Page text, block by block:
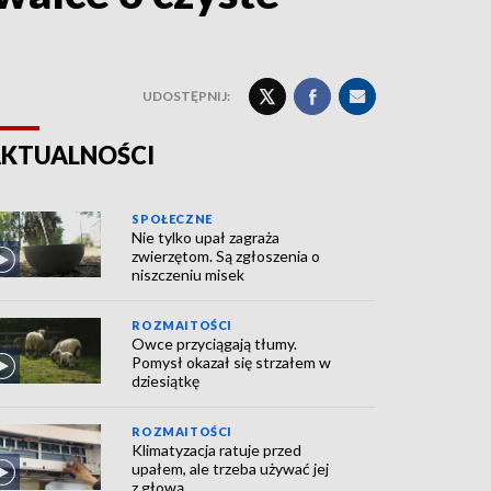
UDOSTĘPNIJ:
SPOŁECZNE
Nie tylko upał zagraża
zwierzętom. Są zgłoszenia o
niszczeniu misek
ROZMAITOŚCI
Owce przyciągają tłumy.
Pomysł okazał się strzałem w
dziesiątkę
ROZMAITOŚCI
Klimatyzacja ratuje przed
upałem, ale trzeba używać jej
z głową